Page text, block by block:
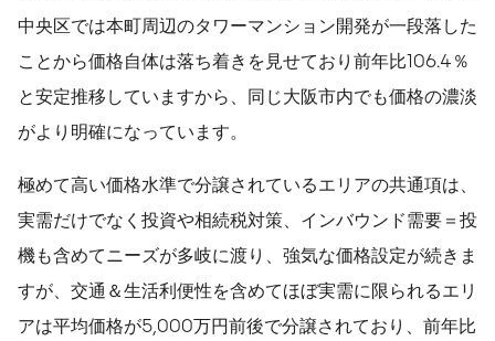
中央区では本町周辺のタワーマンション開発が一段落した
ことから価格自体は落ち着きを見せており前年比106.4％
と安定推移していますから、同じ大阪市内でも価格の濃淡
がより明確になっています。
極めて高い価格水準で分譲されているエリアの共通項は、
実需だけでなく投資や相続税対策、インバウンド需要＝投
機も含めてニーズが多岐に渡り、強気な価格設定が続きま
すが、交通＆生活利便性を含めてほぼ実需に限られるエリ
アは平均価格が5,000万円前後で分譲されており、前年比